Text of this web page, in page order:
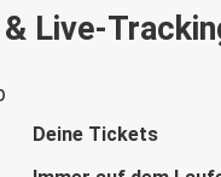
Live-
Deine Tickets